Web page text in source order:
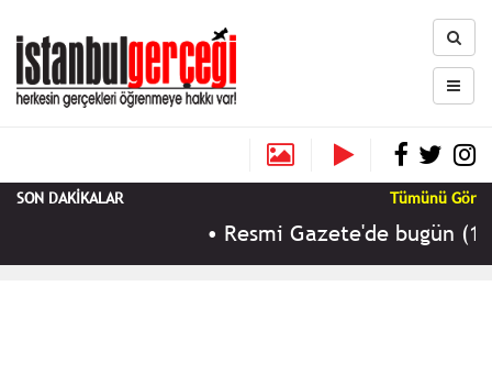
SON DAKİKALAR Tümünü Gör
Resmi Gazete'de bugün (10